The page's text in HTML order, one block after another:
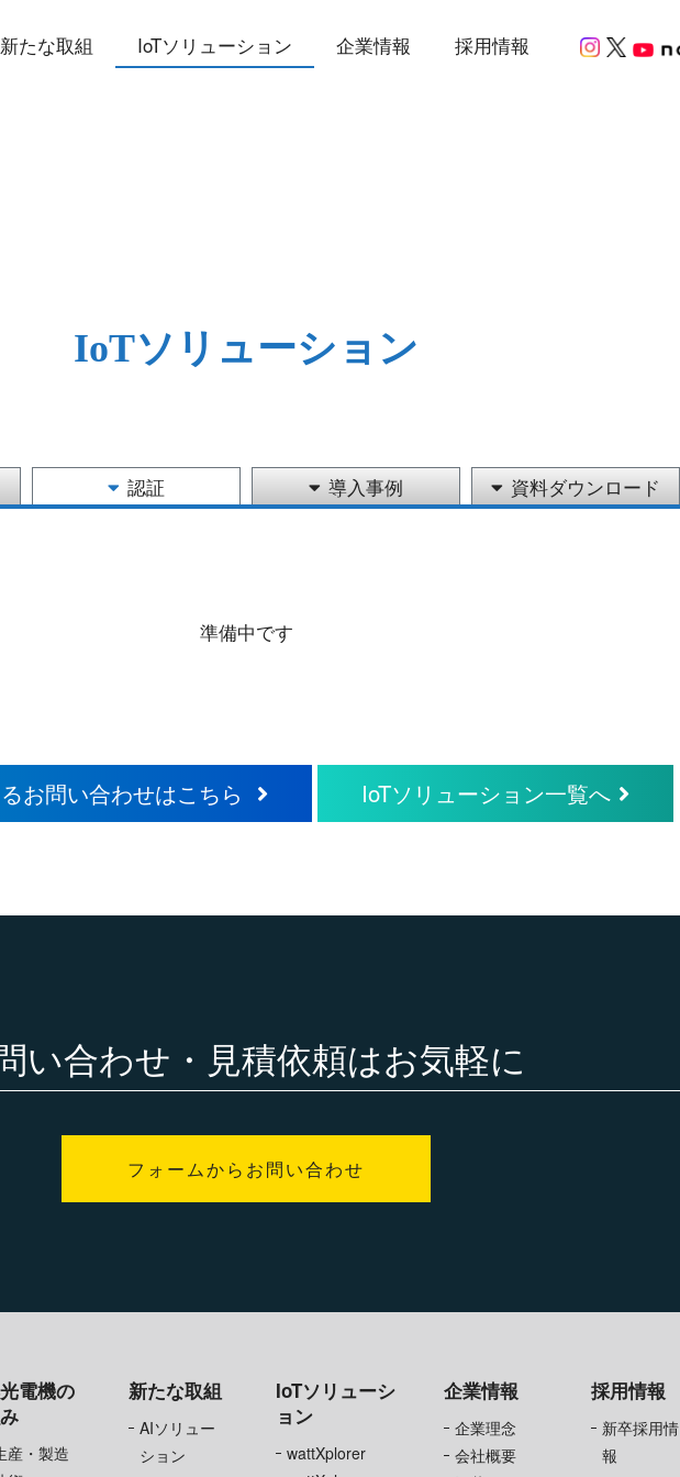
新たな取組 IoTソリューション 企業情報 採用情報
IoTソリューション
認証 導入事例 資料ダウンロード
準備中です
お問い合わせはこちら IoTソリューション一覧へ
い合わせ・見積依頼はお気軽に
フォームからお問い合わせ
電機の
産・製造
新たな取組
AIソリュー
ション
IoTソリューシ
ョン
wattXplorer
企業情報
企業理念
会社概要
採用情報
新卒採用情
報